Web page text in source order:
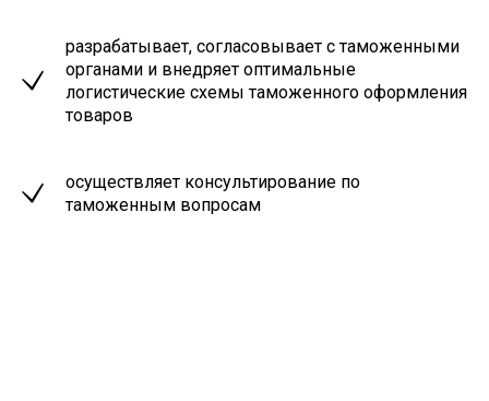
разрабатывает, согласовывает с таможенными
органами и внедряет оптимальные
логистические схемы таможенного оформления
товаров
осуществляет консультирование по
таможенным вопросам